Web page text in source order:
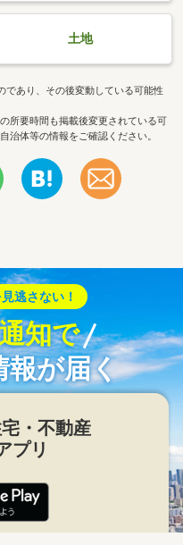
土地
であり、その後変動している可能性
所要時間も掲載後変更されている可
治体等の情報をご確認ください。
逃さない！
知で
報が届く
・不動産
プリ